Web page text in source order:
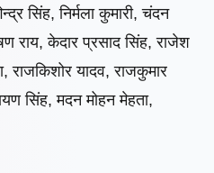
सिंह, निर्मला कुमारी, चंदन
राय, केदार प्रसाद सिंह, राजेश
राजकिशोर यादव, राजकुमार
सिंह, मदन मोहन मेहता,